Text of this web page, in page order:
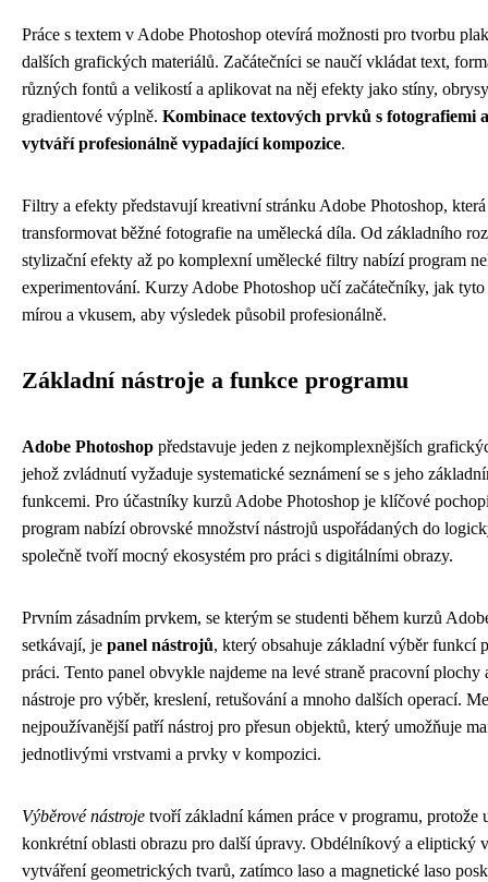
Práce s textem v Adobe Photoshop otevírá možnosti pro tvorbu
dalších grafických materiálů. Začátečníci se naučí vkládat text,
různých fontů a velikostí a aplikovat na něj efekty jako stíny,
gradientové výplně. Kombinace textových prvků s fotografiemi
vytváří profesionálně vypadající kompozice.
Filtry a efekty představují kreativní stránku Adobe Photoshop,
transformovat běžné fotografie na umělecká díla. Od základního
stylizační efekty až po komplexní umělecké filtry nabízí program
experimentování. Kurzy Adobe Photoshop učí začátečníky, jak
mírou a vkusem, aby výsledek působil profesionálně.
Základní nástroje a funkce programu
Adobe Photoshop představuje jeden z nejkomplexnějších
jehož zvládnutí vyžaduje systematické seznámení se s jeho
funkcemi. Pro účastníky kurzů Adobe Photoshop je klíčové
program nabízí obrovské množství nástrojů uspořádaných do
společně tvoří mocný ekosystém pro práci s digitálními obrazy.
Prvním zásadním prvkem, se kterým se studenti během kurzů
setkávají, je panel nástrojů, který obsahuje základní výběr funkcí
práci. Tento panel obvykle najdeme na levé straně pracovní plochy
nástroje pro výběr, kreslení, retušování a mnoho dalších operací.
nejpoužívanější patří nástroj pro přesun objektů, který umožňuje
jednotlivými vrstvami a prvky v kompozici.
Výběrové nástroje tvoří základní kámen práce v programu, protože
konkrétní oblasti obrazu pro další úpravy. Obdélníkový a eliptický
vytváření geometrických tvarů, zatímco laso a magnetické laso